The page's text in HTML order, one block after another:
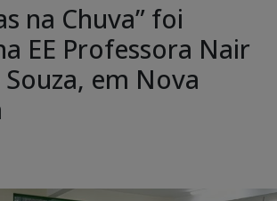
na Chuva” foi
EE Professora Nair
em Nova